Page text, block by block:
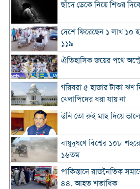
ছাঁদে ডেকে নিয়ে শিশুর
দেশে ফিরেছেন ১ লাখ ১০
১১৯
ঐতিহাসিক জয়ের পথে
গরিবরা ৫ হাজার টাকা
খেলাপিদের ধরা যায় না
উনি তো রুই মাছ দিয়ে
বায়ুদূষণে বিশ্বের ১০৮
১৬তম
পাকিস্তানে রাজনৈতিক
৪৪, আহত শতাধিক